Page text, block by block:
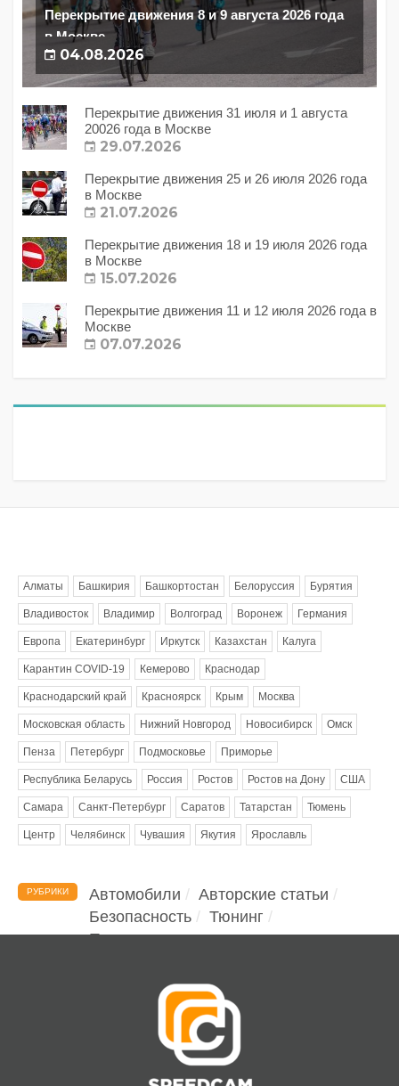
Перекрытие движения 8 и 9 августа 2026 года
в Москве
04.08.2026
Перекрытие движения 31 июля и 1 августа
20026 года в Москве
29.07.2026
Перекрытие движения 25 и 26 июля 2026 года
в Москве
21.07.2026
Перекрытие движения 18 и 19 июля 2026 года
в Москве
15.07.2026
Перекрытие движения 11 и 12 июля 2026 года в
Москве
07.07.2026
Алматы Башкирия Башкортостан Белоруссия Бурятия
Владивосток Владимир Волгоград Воронеж Германия
Европа Екатеринбург Иркутск Казахстан Калуга
Карантин COVID-19 Кемерово Краснодар
Краснодарский край Красноярск Крым Москва
Московская область Нижний Новгород Новосибирск Омск
Пенза Петербург Подмосковье Приморье
Республика Беларусь Россия Ростов Ростов на Дону США
Самара Санкт-Петербург Саратов Татарстан Тюмень
Центр Челябинск Чувашия Якутия Ярославль
РУБРИКИ Автомобили
Авторские статьи
Безопасность
Тюнинг
Помощь водителю